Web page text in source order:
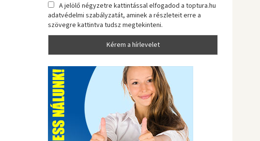
A jelölő négyzetre kattintással elfogadod a toptura.hu
adatvédelmi szabályzatát, aminek a részleteit erre a
szövegre kattintva tudsz megtekinteni.